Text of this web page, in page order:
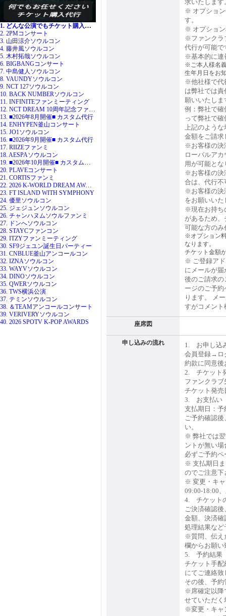
1. どんな公演でもチケット購入代行
2. 2PMコンサート
3. 山田涼介ソウルコン
4. 藤井風ソウルコン
5. 木村拓哉ソウルコン
6. BIGBANGコンサート
7. 中島健人ソウルコン
8. VAUNDYソウルコン
9. NCT 127ソウルコン
10. BACK NUMBERソウルコン
11. INFINITEファンミーティング
12. NCT DREAM 10周年記念ファンミ
13. ■2026年8月開催■ カスタム代行
14. ENHYPEN釜山コンサート
15. JO1ソウルコン
16. ■2026年9月開催■ カスタム代行
17. RIIZEファンミ
18. AESPAソウルコン
19. ■2026年10月開催■ カスタム代行
20. PLAVEコンサート
21. CORTISファンミ
22. 2026 K-WORLD DREAM AWARDS
23. FT ISLAND WITH SYMPHONY
24. 優里ソウルコン
25. ジェジュンソウルコン
26. チャンハヌムソウルファンミ
27. ドンへソウルコン
28. STAYCファンコン
29. ITZYファンミーティング
30. SF9ジェユン誕生日パーティー
31. CNBLUE釜山アンコールコン
32. IZNAソウルコン
33. WAYVソウルコン
34. DINOソウルコン
35. QWERソウルコン
36. TWS横浜公演
37. テミンソウルコン
38. ＆TEAMアンコールコンサート
39. VERIVERYソウルコン
40. 2026 SPOTV K-POP AWARDS
求いたします
※ オプショ
す。
※ オプショ
※ファンクラ
代行が可能で
※基本的に連
※ご本人様名
生年月日をお
※他社様で代
は弊社では
願いいたしま
例：弊社で確
って弊社で
上記のような
金額をご請求
※お客様の決
ローバルア
用が可能とな
※お客様の決
合は、代行不
※お客様の決
をお願いいた
※現在お持ち
があるため
可能な方のみ
※オプション
なります。
チケット金額
※ ご登録ア
にメールが
後のご請求の
ージのご予
ります。 メ
すがコメント
座席図
申し込みの流れ
1. お申し込
会員登録→ロ
約款に同意
2. チケット
ファンクラ
チケット発売
3. お支払い
支払期日：予
ご予約確認
い。
※ 弊社では
ントが無い
必ずご予約
※ 支払期日
のでご注意下
※ 変更・キ
09:00-18:00
4. チケット
ご決済確認
金額、決済確
処理結果など
※質問、伝え
欄からお願い
5. 予約結果
チケット手配
にてご連絡致
その後、予
※席確定以降
せていただく
※変更・キャ